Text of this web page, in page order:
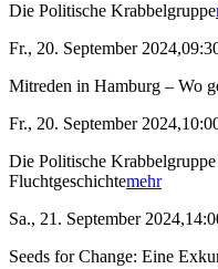
Die Politische Krabbelgruppe
Fr., 20. September
Mitreden in Hamburg – Wo
Fr., 20. September
Die Politische
Fluchtgeschichtemehr
Sa., 21. September
Seeds for Change: Eine